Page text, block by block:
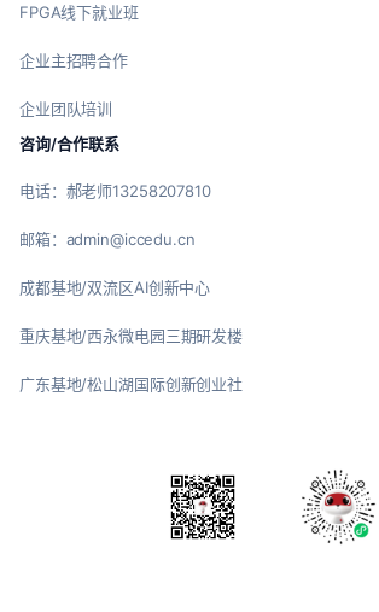
FPGA线下就业班
企业主招聘合作
企业团队培训
咨询/合作联系
电话：郝老师13258207810
邮箱：admin@iccedu.cn
成都基地/双流区AI创新中心
重庆基地/西永微电园三期研发楼
广东基地/松山湖国际创新创业社